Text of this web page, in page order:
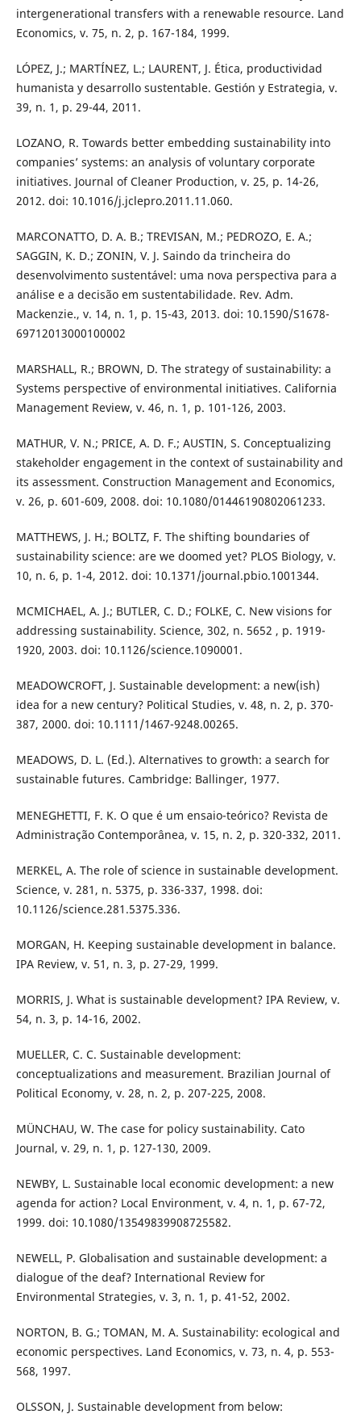
intergenerational transfers with a renewable resource. Land
Economics, v. 75, n. 2, p. 167-184, 1999.
LÓPEZ, J.; MARTÍNEZ, L.; LAURENT, J. Ética, productividad
humanista y desarrollo sustentable. Gestión y Estrategia, v.
39, n. 1, p. 29-44, 2011.
LOZANO, R. Towards better embedding sustainability into
companies’ systems: an analysis of voluntary corporate
initiatives. Journal of Cleaner Production, v. 25, p. 14-26,
2012. doi: 10.1016/j.jclepro.2011.11.060.
MARCONATTO, D. A. B.; TREVISAN, M.; PEDROZO, E. A.;
SAGGIN, K. D.; ZONIN, V. J. Saindo da trincheira do
desenvolvimento sustentável: uma nova perspectiva para a
análise e a decisão em sustentabilidade. Rev. Adm.
Mackenzie., v. 14, n. 1, p. 15-43, 2013. doi: 10.1590/S1678-
69712013000100002
MARSHALL, R.; BROWN, D. The strategy of sustainability: a
Systems perspective of environmental initiatives. California
Management Review, v. 46, n. 1, p. 101-126, 2003.
MATHUR, V. N.; PRICE, A. D. F.; AUSTIN, S. Conceptualizing
stakeholder engagement in the context of sustainability and
its assessment. Construction Management and Economics,
v. 26, p. 601-609, 2008. doi: 10.1080/01446190802061233.
MATTHEWS, J. H.; BOLTZ, F. The shifting boundaries of
sustainability science: are we doomed yet? PLOS Biology, v.
10, n. 6, p. 1-4, 2012. doi: 10.1371/journal.pbio.1001344.
MCMICHAEL, A. J.; BUTLER, C. D.; FOLKE, C. New visions for
addressing sustainability. Science, 302, n. 5652 , p. 1919-
1920, 2003. doi: 10.1126/science.1090001.
MEADOWCROFT, J. Sustainable development: a new(ish)
idea for a new century? Political Studies, v. 48, n. 2, p. 370-
387, 2000. doi: 10.1111/1467-9248.00265.
MEADOWS, D. L. (Ed.). Alternatives to growth: a search for
sustainable futures. Cambridge: Ballinger, 1977.
MENEGHETTI, F. K. O que é um ensaio-teórico? Revista de
Administração Contemporânea, v. 15, n. 2, p. 320-332, 2011.
MERKEL, A. The role of science in sustainable development.
Science, v. 281, n. 5375, p. 336-337, 1998. doi:
10.1126/science.281.5375.336.
MORGAN, H. Keeping sustainable development in balance.
IPA Review, v. 51, n. 3, p. 27-29, 1999.
MORRIS, J. What is sustainable development? IPA Review, v.
54, n. 3, p. 14-16, 2002.
MUELLER, C. C. Sustainable development:
conceptualizations and measurement. Brazilian Journal of
Political Economy, v. 28, n. 2, p. 207-225, 2008.
MÜNCHAU, W. The case for policy sustainability. Cato
Journal, v. 29, n. 1, p. 127-130, 2009.
NEWBY, L. Sustainable local economic development: a new
agenda for action? Local Environment, v. 4, n. 1, p. 67-72,
1999. doi: 10.1080/13549839908725582.
NEWELL, P. Globalisation and sustainable development: a
dialogue of the deaf? International Review for
Environmental Strategies, v. 3, n. 1, p. 41-52, 2002.
NORTON, B. G.; TOMAN, M. A. Sustainability: ecological and
economic perspectives. Land Economics, v. 73, n. 4, p. 553-
568, 1997.
OLSSON, J. Sustainable development from below: